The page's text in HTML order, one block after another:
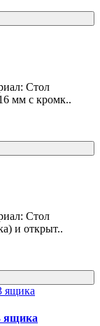
Стол
мм с кромк..
Стол
и открыт..
ящика